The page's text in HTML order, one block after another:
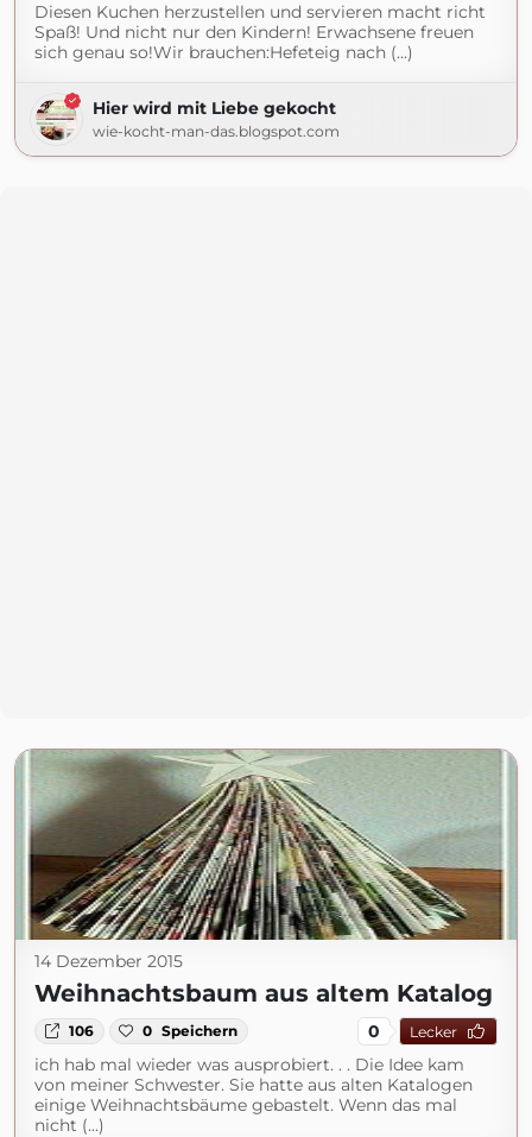
Diesen Kuchen herzustellen und servieren macht richt
Spaß! Und nicht nur den Kindern! Erwachsene freuen
sich genau so!Wir brauchen:Hefeteig nach (...)
Hier wird mit Liebe gekocht
wie-kocht-man-das.blogspot.com
14 Dezember 2015
Weihnachtsbaum aus altem Katalog
106 0 Speichern 0 Lecker
ich hab mal wieder was ausprobiert. . . Die Idee kam
von meiner Schwester. Sie hatte aus alten Katalogen
einige Weihnachtsbäume gebastelt. Wenn das mal
nicht (...)